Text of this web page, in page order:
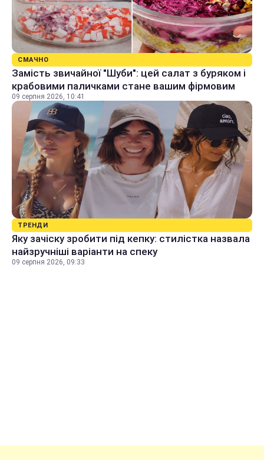
СМАЧНО
Замість звичайної "Шуби": цей салат з буряком і
крабовими паличками стане вашим фірмовим
09 серпня 2026, 10:41
ТРЕНДИ
Яку зачіску зробити під кепку: стилістка назвала
найзручніші варіанти на спеку
09 серпня 2026, 09:33